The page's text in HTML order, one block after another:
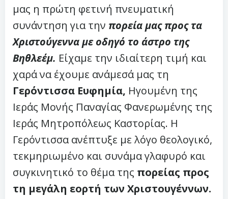
μας η πρώτη φετινή πνευματική
συνάντηση για την πορεία μας προς τα
Χριστούγεννα με οδηγό το άστρο της
Βηθλεέμ. Είχαμε την ιδιαίτερη τιμή και
χαρά να έχουμε ανάμεσά μας τη
Γερόντισσα Ευφημία, Ηγουμένη της
Ιεράς Μονής Παναγίας Φανερωμένης της
Ιεράς Μητροπόλεως Καστορίας. Η
Γερόντισσα ανέπτυξε με λόγο θεολογικό,
τεκμηριωμένο και συνάμα γλαφυρό και
συγκινητικό το θέμα της πορείας προς
τη μεγάλη εορτή των Χριστουγέννων.